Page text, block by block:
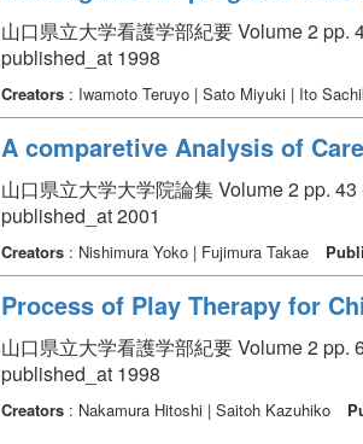
山口県立大学看護学部紀要 Volume 2 pp.
published_at 1998
Creators: Iwamoto Teruyo | Sato Miyuki | Ito
A comparetive Analysis of
山口県立大学大学院論集 Volume 2 pp. 43
published_at 2001
Creators: Nishimura Yoko | Fujimura Takae
Process of Play Therapy for
山口県立大学看護学部紀要 Volume 2 pp.
published_at 1998
Creators: Nakamura Hitoshi | Saitoh Kazuhiko